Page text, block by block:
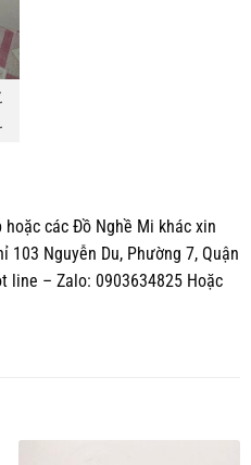
các Đồ Nghề Mi khác xin
103 Nguyễn Du, Phường 7, Quận
line – Zalo: 0903634825 Hoặc